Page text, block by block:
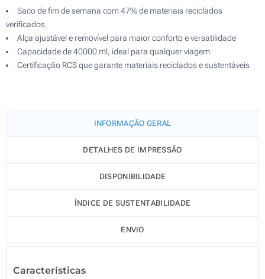
Saco de fim de semana com 47% de materiais reciclados
verificados
Alça ajustável e removível para maior conforto e versatilidade
Capacidade de 40000 ml, ideal para qualquer viagem
Certificação RCS que garante materiais reciclados e sustentáveis
INFORMAÇÃO GERAL
DETALHES DE IMPRESSÃO
DISPONIBILIDADE
ÍNDICE DE SUSTENTABILIDADE
ENVIO
Características